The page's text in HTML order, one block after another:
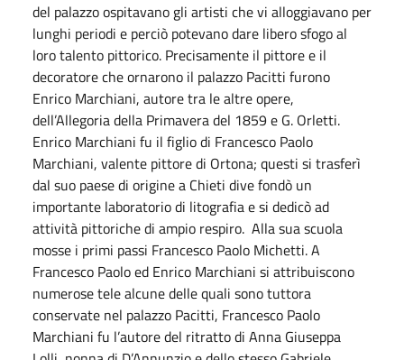
del palazzo ospitavano gli artisti che vi alloggiavano per
lunghi periodi e perciò potevano dare libero sfogo al
loro talento pittorico. Precisamente il pittore e il
decoratore che ornarono il palazzo Pacitti furono
Enrico Marchiani, autore tra le altre opere,
dell’Allegoria della Primavera del 1859 e G. Orletti.
Enrico Marchiani fu il figlio di Francesco Paolo
Marchiani, valente pittore di Ortona; questi si trasferì
dal suo paese di origine a Chieti dive fondò un
importante laboratorio di litografia e si dedicò ad
attività pittoriche di ampio respiro. Alla sua scuola
mosse i primi passi Francesco Paolo Michetti. A
Francesco Paolo ed Enrico Marchiani si attribuiscono
numerose tele alcune delle quali sono tuttora
conservate nel palazzo Pacitti, Francesco Paolo
Marchiani fu l’autore del ritratto di Anna Giuseppa